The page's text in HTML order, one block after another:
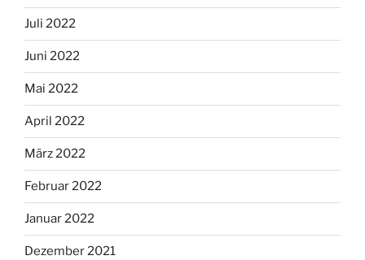
Juli 2022
Juni 2022
Mai 2022
April 2022
März 2022
Februar 2022
Januar 2022
Dezember 2021